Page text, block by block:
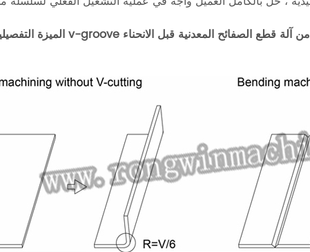
الميزة
تجهيز v-groove من آلة قطع الصفائح المعدنية قبل الانحناء